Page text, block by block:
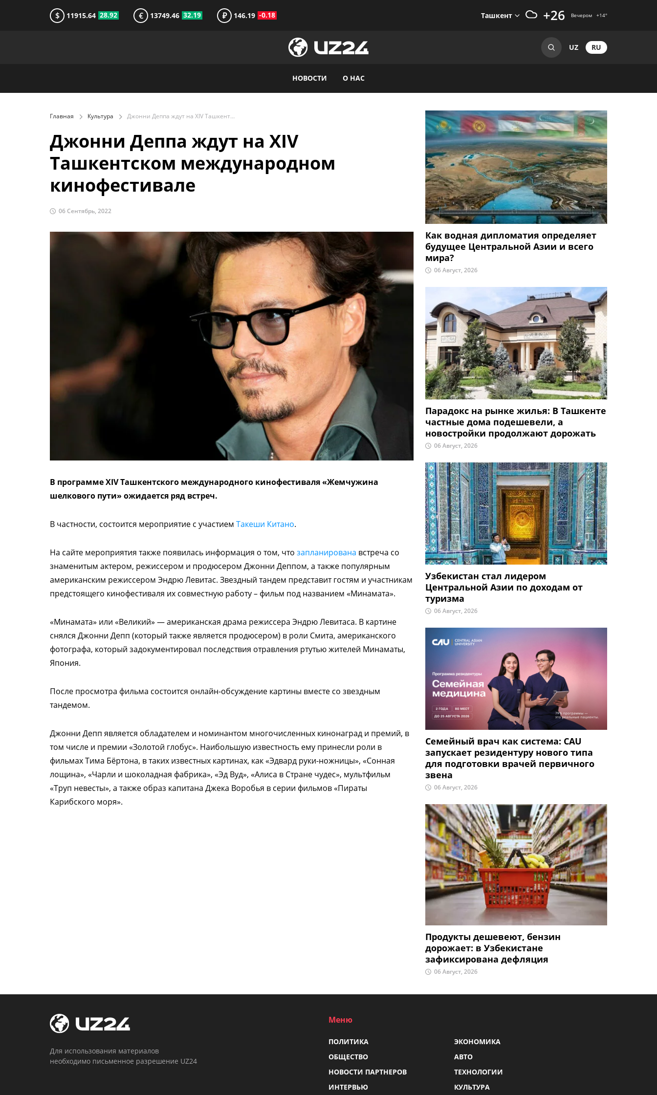
$ 11915.64 28.92 € 13749.46 32.19 ₽ 146.19 -0.18 Ташкент +26 Вечером +14°
UZ RU
НОВОСТИ О НАС
Главная Культура Джонни Деппа ждут на XIV Ташкентском международном кинофестивале
Джонни Деппа ждут на XIV
Ташкентском международном
кинофестивале
06 Сентябрь, 2022
В программе XIV Ташкентского международного кинофестиваля «Жемчужина
шелкового пути» ожидается ряд встреч.
В частности, состоится мероприятие с участием Такеши Китано.
На сайте мероприятия также появилась информация о том, что запланирована встреча со
знаменитым актером, режиссером и продюсером Джонни Деппом, а также популярным
американским режиссером Эндрю Левитас. Звездный тандем представит гостям и участникам
предстоящего кинофестиваля их совместную работу – фильм под названием «Минамата».
«Минамата» или «Великий» — американская драма режиссера Эндрю Левитаса. В картине
снялся Джонни Депп (который также является продюсером) в роли Смита, американского
фотографа, который задокументировал последствия отравления ртутью жителей Минаматы,
Япония.
После просмотра фильма состоится онлайн-обсуждение картины вместе со звездным
тандемом.
Джонни Депп является обладателем и номинантом многочисленных кинонаград и премий, в
том числе и премии «Золотой глобус». Наибольшую известность ему принесли роли в
фильмах Тима Бёртона, в таких известных картинах, как «Эдвард руки-ножницы», «Сонная
лощина», «Чарли и шоколадная фабрика», «Эд Вуд», «Алиса в Стране чудес», мультфильм
«Труп невесты», а также образ капитана Джека Воробья в серии фильмов «Пираты
Карибского моря».
Как водная дипломатия определяет
будущее Центральной Азии и всего
мира?
06 Август, 2026
Парадокс на рынке жилья: В Ташкенте
частные дома подешевели, а
новостройки продолжают дорожать
06 Август, 2026
Узбекистан стал лидером
Центральной Азии по доходам от
туризма
06 Август, 2026
Семейный врач как система: CAU
запускает резидентуру нового типа
для подготовки врачей первичного
звена
06 Август, 2026
Продукты дешевеют, бензин
дорожает: в Узбекистане
зафиксирована дефляция
06 Август, 2026
Для использования материалов
необходимо письменное разрешение UZ24
Меню
ПОЛИТИКА
ЭКОНОМИКА
ОБЩЕСТВО
АВТО
НОВОСТИ ПАРТНЕРОВ
ТЕХНОЛОГИИ
ИНТЕРВЬЮ
КУЛЬТУРА